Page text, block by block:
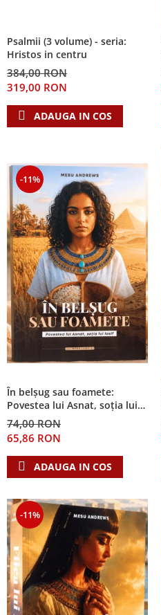
Psalmii (3 volume) - seria:
Hristos in centru
384,00 RON
319,00 RON
ADAUGA IN COS
-11%
În belșug sau foamete:
Povestea lui Asnat, soția lui
Iosif (Seria Cronicile Egiptului,
vol. 2)
74,00 RON
65,86 RON
ADAUGA IN COS
-11%